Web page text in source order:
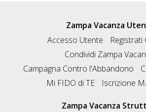
Zampa Vacanza
Accesso Utente
Registrati
Condividi Zampa
Campagna Contro l'Abbandono
Mi FIDO di TE
Iscrizione
Zampa Vacanza